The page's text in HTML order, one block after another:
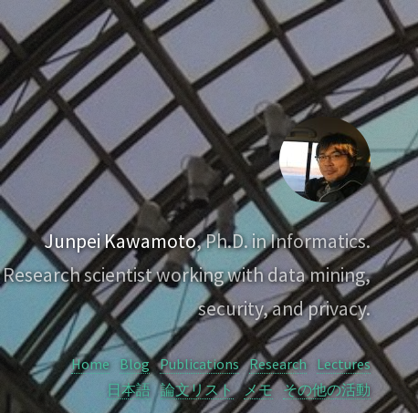
Junpei Kawamoto, Ph.D. in Informatics.
Research scientist working with data mining,
security, and privacy.
Home Blog Publications Research Lectures
日本語 論文リスト メモ その他の活動